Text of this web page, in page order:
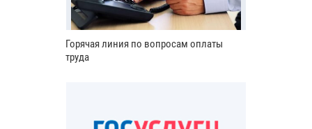
Горячая линия по вопросам оплаты
труда